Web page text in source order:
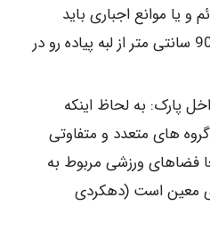
و یا موانع اجباری باید
فاصله ای معادل حداقل 90 سانتی متر از لبه پیاده رو در
پارک: به لحاظ اینکه
های متعدد و متفاوتی
فضاهای ورزشی مربوط به
معین است (دهکردی